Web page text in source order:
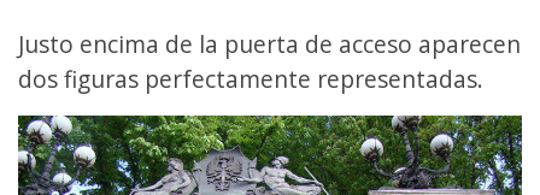
Justo encima de la puerta de acceso aparecen
dos figuras perfectamente representadas.